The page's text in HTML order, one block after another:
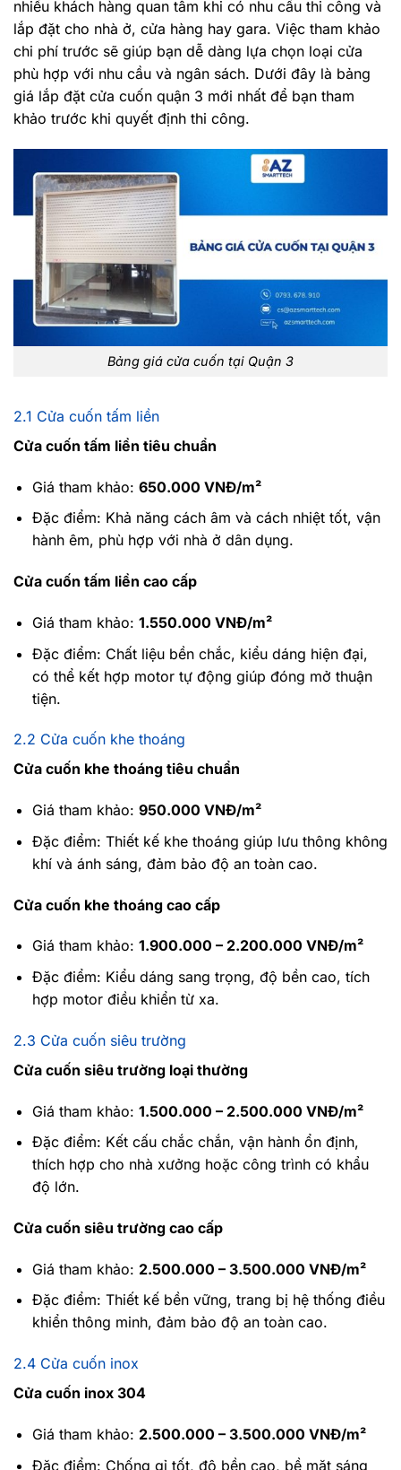
nhiều khách hàng quan tâm khi có nhu cầu thi công và
lắp đặt cho nhà ở, cửa hàng hay gara. Việc tham khảo
chi phí trước sẽ giúp bạn dễ dàng lựa chọn loại cửa
phù hợp với nhu cầu và ngân sách. Dưới đây là bảng
giá lắp đặt cửa cuốn quận 3 mới nhất để bạn tham
khảo trước khi quyết định thi công.
Bảng giá cửa cuốn tại Quận 3
2.1 Cửa cuốn tấm liền
Cửa cuốn tấm liền tiêu chuẩn
Giá tham khảo: 650.000 VNĐ/m²
Đặc điểm: Khả năng cách âm và cách nhiệt tốt, vận
hành êm, phù hợp với nhà ở dân dụng.
Cửa cuốn tấm liền cao cấp
Giá tham khảo: 1.550.000 VNĐ/m²
Đặc điểm: Chất liệu bền chắc, kiểu dáng hiện đại,
có thể kết hợp motor tự động giúp đóng mở thuận
tiện.
2.2 Cửa cuốn khe thoáng
Cửa cuốn khe thoáng tiêu chuẩn
Giá tham khảo: 950.000 VNĐ/m²
Đặc điểm: Thiết kế khe thoáng giúp lưu thông không
khí và ánh sáng, đảm bảo độ an toàn cao.
Cửa cuốn khe thoáng cao cấp
Giá tham khảo: 1.900.000 – 2.200.000 VNĐ/m²
Đặc điểm: Kiểu dáng sang trọng, độ bền cao, tích
hợp motor điều khiển từ xa.
2.3 Cửa cuốn siêu trường
Cửa cuốn siêu trường loại thường
Giá tham khảo: 1.500.000 – 2.500.000 VNĐ/m²
Đặc điểm: Kết cấu chắc chắn, vận hành ổn định,
thích hợp cho nhà xưởng hoặc công trình có khẩu
độ lớn.
Cửa cuốn siêu trường cao cấp
Giá tham khảo: 2.500.000 – 3.500.000 VNĐ/m²
Đặc điểm: Thiết kế bền vững, trang bị hệ thống điều
khiển thông minh, đảm bảo độ an toàn cao.
2.4 Cửa cuốn inox
Cửa cuốn inox 304
Giá tham khảo: 2.500.000 – 3.500.000 VNĐ/m²
Đặc điểm: Chống gỉ tốt, độ bền cao, bề mặt sáng